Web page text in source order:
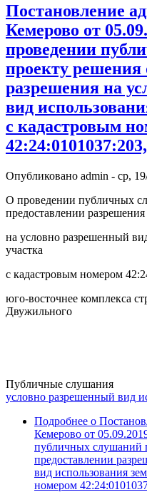
Постановление
Кемерово от
проведении
проекту решения
разрешения на
вид
с кадастровым
Опубликовано admin - ср,
О проведении публичных
предоставлении разрешения
на условно разрешенный
участка
с кадастровым номером
юго-восточнее комплекса
Двужильного
Публичные слушания
условно разрешенный вид
Подробнее о
Кемерово от
публичных слушаний
предоставлении
вид использования
номером